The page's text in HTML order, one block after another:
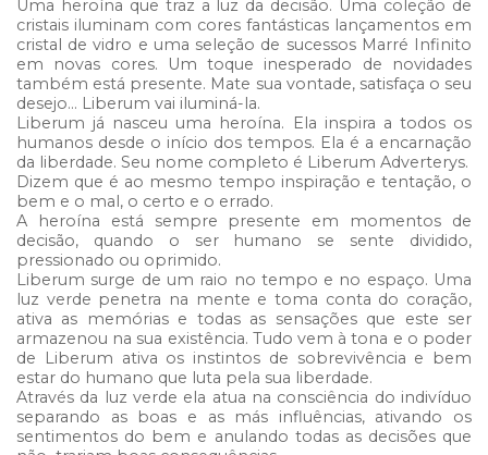
Uma heroína que traz a luz da decisão. Uma coleção de
cristais iluminam com cores fantásticas lançamentos em
cristal de vidro e uma seleção de sucessos Marré Infinito
em novas cores. Um toque inesperado de novidades
também está presente. Mate sua vontade, satisfaça o seu
desejo… Liberum vai iluminá-la.
Liberum já nasceu uma heroína. Ela inspira a todos os
humanos desde o início dos tempos. Ela é a encarnação
da liberdade. Seu nome completo é Liberum Adverterys.
Dizem que é ao mesmo tempo inspiração e tentação, o
bem e o mal, o certo e o errado.
A heroína está sempre presente em momentos de
decisão, quando o ser humano se sente dividido,
pressionado ou oprimido.
Liberum surge de um raio no tempo e no espaço. Uma
luz verde penetra na mente e toma conta do coração,
ativa as memórias e todas as sensações que este ser
armazenou na sua existência. Tudo vem à tona e o poder
de Liberum ativa os instintos de sobrevivência e bem
estar do humano que luta pela sua liberdade.
Através da luz verde ela atua na consciência do indivíduo
separando as boas e as más influências, ativando os
sentimentos do bem e anulando todas as decisões que